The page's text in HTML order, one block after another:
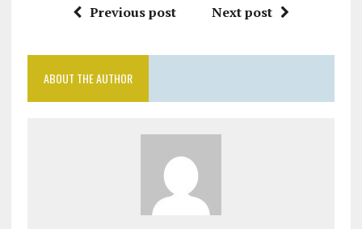
Previous post Next post
ABOUT THE AUTHOR